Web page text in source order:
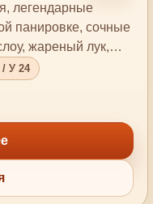
легендарные
панировке, сочные
жареный лук,…
У 24